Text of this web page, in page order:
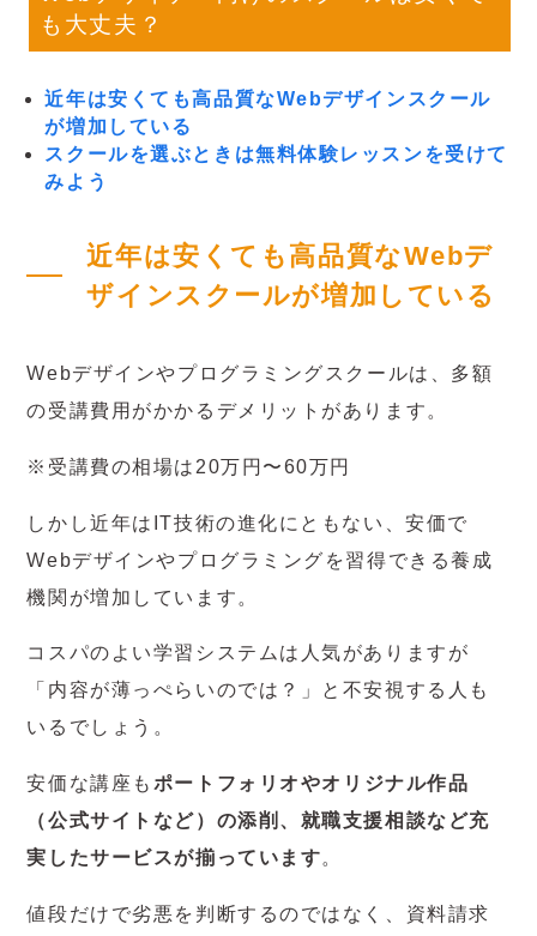
も大丈夫？
近年は安くても高品質なWebデザインスクール
が増加している
スクールを選ぶときは無料体験レッスンを受けて
みよう
近年は安くても高品質なWebデ
ザインスクールが増加している
Webデザインやプログラミングスクールは、多額
の受講費用がかかるデメリットがあります。
※受講費の相場は20万円〜60万円
しかし近年はIT技術の進化にともない、安価で
Webデザインやプログラミングを習得できる養成
機関が増加しています。
コスパのよい学習システムは人気がありますが
「内容が薄っぺらいのでは？」と不安視する人も
いるでしょう。
安価な講座も ポートフォリオやオリジナル作品
（公式サイトなど）の添削、就職支援相談など充
実したサービスが揃っています。
値段だけで劣悪を判断するのではなく、資料請求